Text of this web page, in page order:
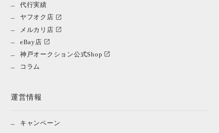
代行実績
ヤフオク店
メルカリ店
eBay店
神戸オークション公式Shop
コラム
運営情報
キャンペーン